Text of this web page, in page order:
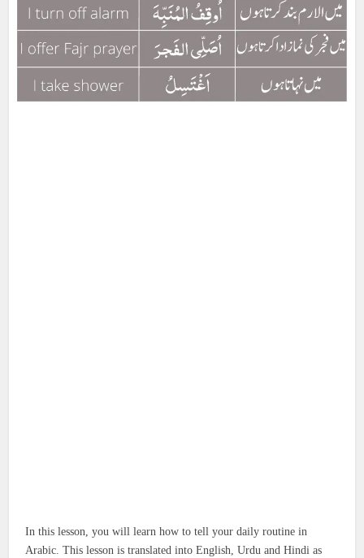
In this lesson, you will learn how to tell your daily routine in
Arabic. This lesson is translated into English, Urdu and Hindi as